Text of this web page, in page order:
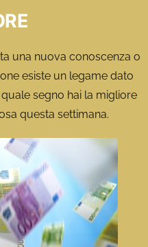
una nuova conoscenza o
esiste un legame dato
segno hai la migliore
questa settimana.